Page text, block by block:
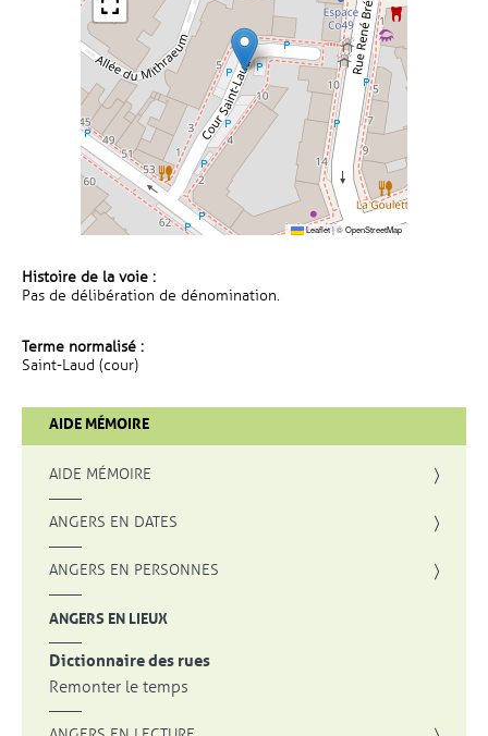
Leaflet|©OpenStreetMap
Histoire de la voie :
Pas de délibération de dénomination.
Terme normalisé :
Saint-Laud (cour)
AIDE MÉMOIRE
AIDE MÉMOIRE
ANGERS EN DATES
ANGERS EN PERSONNES
ANGERS EN LIEUX
Dictionnaire des rues
Remonter le temps